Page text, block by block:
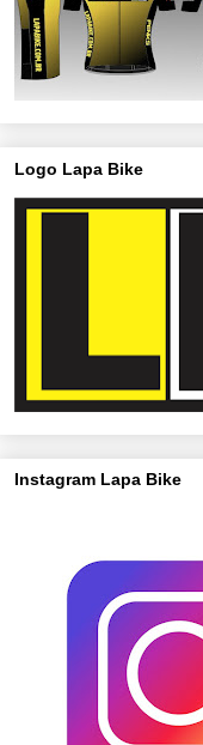
Logo Lapa Bike
Instagram Lapa Bike